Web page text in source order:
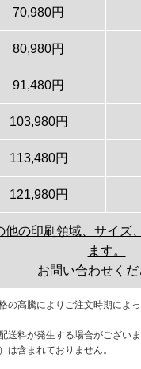
70,980円
80,980円
91,480円
103,980円
113,480円
121,980円
他の印刷領域、サイズ
ます。
お問い合わせくだ
の高騰によりご注文時期によ
料が発生する場合がございま
含まれておりません。